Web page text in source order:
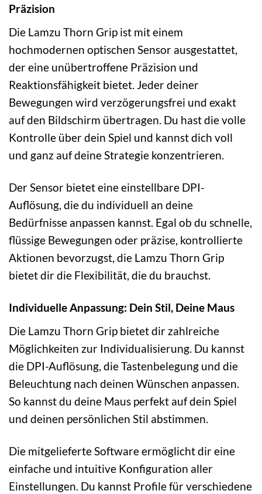
Präzision
Die Lamzu Thorn Grip ist mit einem
hochmodernen optischen Sensor ausgestattet,
der eine unübertroffene Präzision und
Reaktionsfähigkeit bietet. Jeder deiner
Bewegungen wird verzögerungsfrei und exakt
auf den Bildschirm übertragen. Du hast die volle
Kontrolle über dein Spiel und kannst dich voll
und ganz auf deine Strategie konzentrieren.
Der Sensor bietet eine einstellbare DPI-
Auflösung, die du individuell an deine
Bedürfnisse anpassen kannst. Egal ob du schnelle,
flüssige Bewegungen oder präzise, kontrollierte
Aktionen bevorzugst, die Lamzu Thorn Grip
bietet dir die Flexibilität, die du brauchst.
Individuelle Anpassung: Dein Stil, Deine Maus
Die Lamzu Thorn Grip bietet dir zahlreiche
Möglichkeiten zur Individualisierung. Du kannst
die DPI-Auflösung, die Tastenbelegung und die
Beleuchtung nach deinen Wünschen anpassen.
So kannst du deine Maus perfekt auf dein Spiel
und deinen persönlichen Stil abstimmen.
Die mitgelieferte Software ermöglicht dir eine
einfache und intuitive Konfiguration aller
Einstellungen. Du kannst Profile für verschiedene